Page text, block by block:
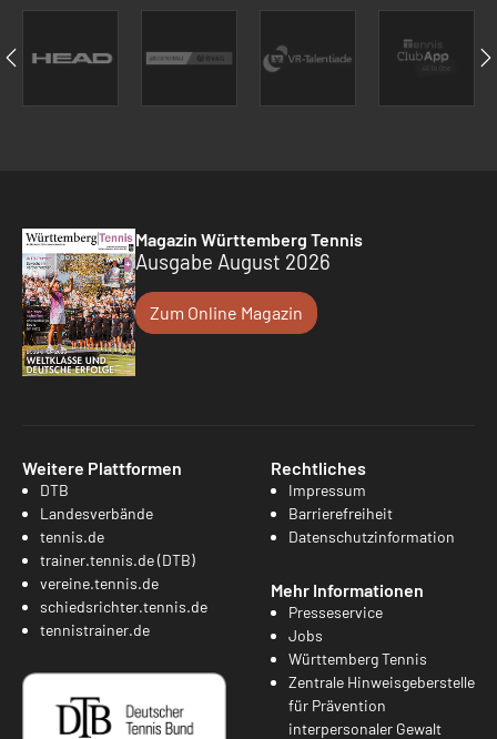
Magazin Württemberg Tennis
Ausgabe August 2026
Zum Online Magazin
Weitere Plattformen
DTB
Landesverbände
tennis.de
trainer.tennis.de (DTB)
vereine.tennis.de
schiedsrichter.tennis.de
tennistrainer.de
Rechtliches
Impressum
Barrierefreiheit
Datenschutzinformation
Mehr Informationen
Presseservice
Jobs
Württemberg Tennis
Zentrale Hinweisgeberstelle
für Prävention
interpersonaler Gewalt